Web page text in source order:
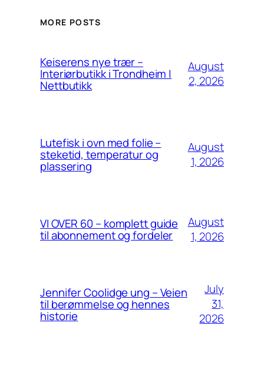
MORE POSTS
Keiserens nye trær –
Interiørbutikk i Trondheim |
Nettbutikk
August
2, 2026
Lutefisk i ovn med folie –
steketid, temperatur og
plassering
August
1, 2026
VI OVER 60 – komplett guide
til abonnement og fordeler
August
1, 2026
Jennifer Coolidge ung – Veien
til berømmelse og hennes
historie
July
31,
2026